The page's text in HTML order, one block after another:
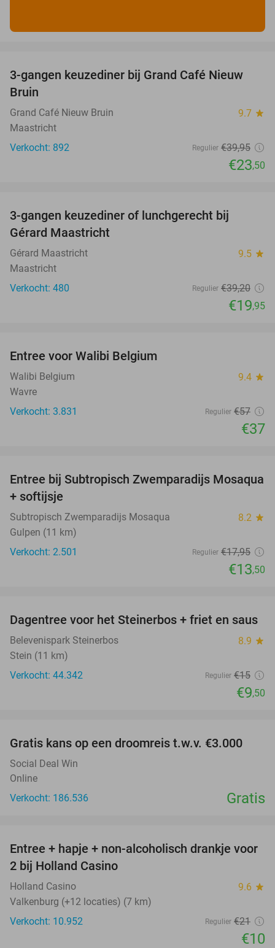
41%
3-gangen keuzediner bij Grand Café Nieuw
Bruin
Grand Café Nieuw Bruin 9.7 star
Maastricht
Verkocht: 892
Regulier €39,95
€23,50
3-gangen keuzediner of lunchgerecht bij
Gérard Maastricht
Gérard Maastricht 9.5 star
Maastricht
Verkocht: 480
Regulier €39,20
€19,95
Entree voor Walibi Belgium
Walibi Belgium 9.4 star
Wavre
Verkocht: 3.831
Regulier €57
€37
25%
Entree bij Subtropisch Zwemparadijs Mosaqua
+ softijsje
Subtropisch Zwemparadijs Mosaqua 8.2 star
Gulpen (11 km)
Verkocht: 2.501
Regulier €17,95
€13,50
37%
Dagentree voor het Steinerbos + friet en saus
Belevenispark Steinerbos 8.9 star
Stein (11 km)
Verkocht: 44.342
Regulier €15
€9,50
Gratis kans op een droomreis t.w.v. €3.000
Social Deal Win
Online
Verkocht: 186.536
Gratis
52%
Entree + hapje + non-alcoholisch drankje voor
2 bij Holland Casino
Holland Casino 9.6 star
Valkenburg (+12 locaties) (7 km)
Verkocht: 10.952
Regulier €21
€10